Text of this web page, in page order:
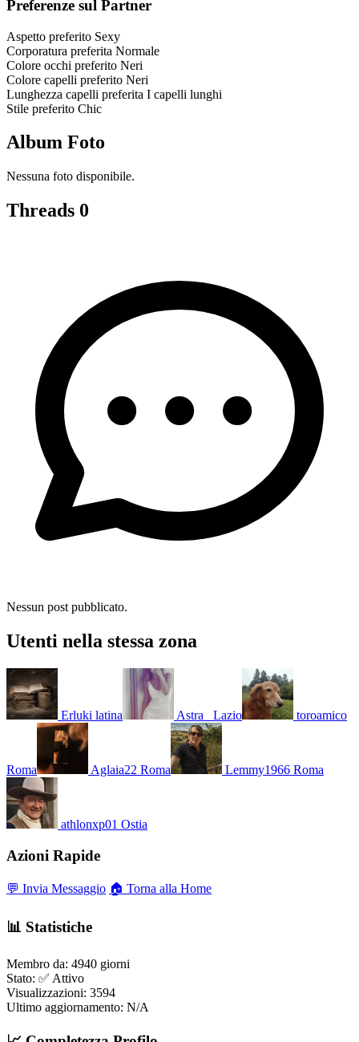
Preferenze sul Partner
Aspetto preferito Sexy
Corporatura preferita Normale
Colore occhi preferito Neri
Colore capelli preferito Neri
Lunghezza capelli preferita I capelli lunghi
Stile preferito Chic
Album Foto
Nessuna foto disponibile.
Threads 0
Nessun post pubblicato.
Utenti nella stessa zona
Erluki latina Astra_ Lazio toroamico
Roma Aglaia22 Roma Lemmy1966 Roma
athlonxp01 Ostia
Azioni Rapide
💬 Invia Messaggio 🏠 Torna alla Home
📊 Statistiche
Membro da: 4940 giorni
Stato: ✅ Attivo
Visualizzazioni: 3594
Ultimo aggiornamento: N/A